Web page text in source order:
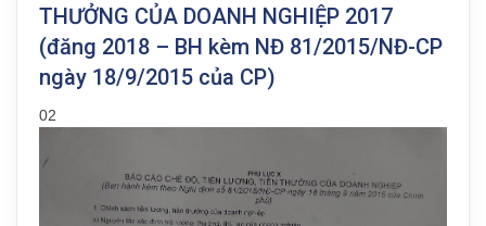
THƯỞNG CỦA DOANH NGHIỆP 2017
(đăng 2018 – BH kèm NĐ 81/2015/NĐ-CP
ngày 18/9/2015 của CP)
02